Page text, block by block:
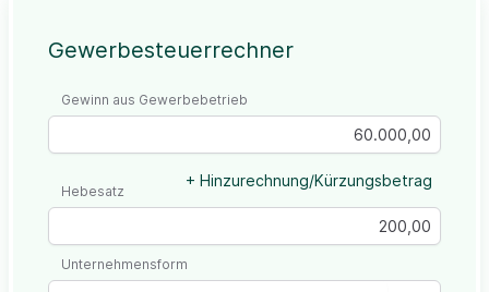
Gewerbesteuerrechner
Gewinn aus Gewerbebetrieb
+ Hinzurechnung/Kürzungsbetrag
Hebesatz
Unternehmensform